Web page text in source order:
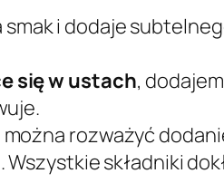
smak i dodaje
się w ustach,
rozważyć
składniki